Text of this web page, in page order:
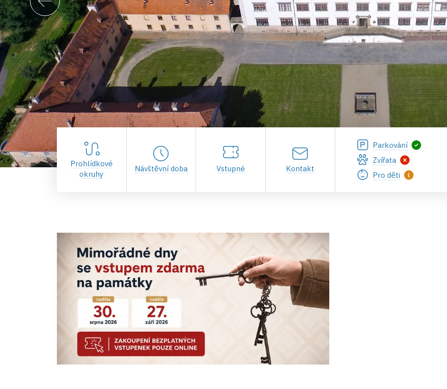
Prohlídkové
okruhy
Návštěvní doba Vstupné Kontakt
Parkování
Zvířata
Pro děti